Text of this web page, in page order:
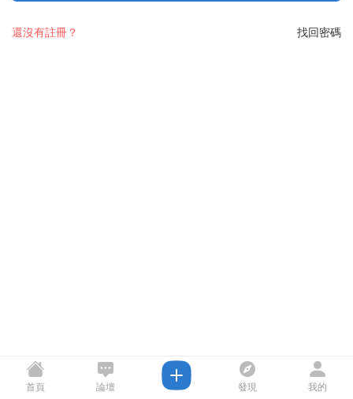
找回密碼
還沒有註冊？
首頁 論壇 發現 我的